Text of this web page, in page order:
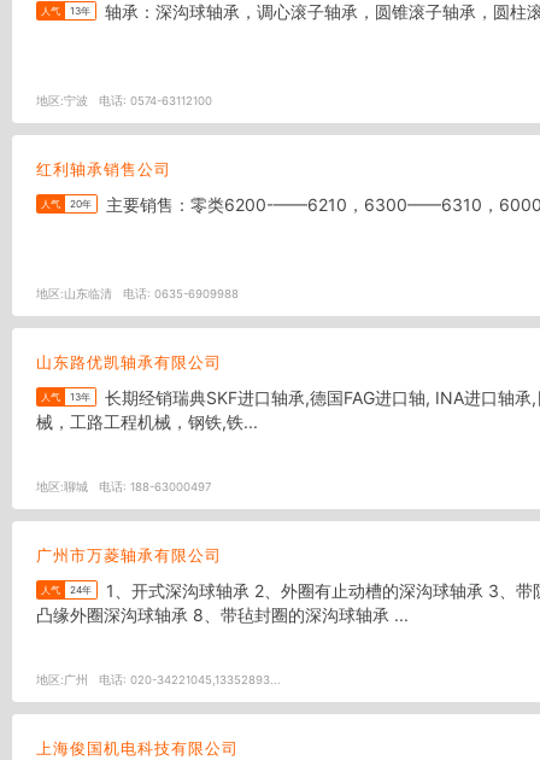
人气 13年 轴承：深沟球轴承，调心滚子轴承，圆锥滚子轴承，圆
地区:宁波 电话: 0574-63112100
红利轴承销售公司
人气 20年 主要销售：零类6200-——6210，6300——6310，
地区:山东临清 电话: 0635-6909988
山东路优凯轴承有限公司
人气 13年
械，工路工程机械，钢铁,铁...
地区:聊城 电话: 188-63000497
广州市万菱轴承有限公司
人气 24年
凸缘外圈深沟球轴承 8、带毡封圈的深沟球轴承 ...
地区:广州 电话: 020-34221045,13352893...
上海俊国机电科技有限公司